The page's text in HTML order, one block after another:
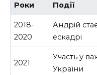
Роки Події
2018-
2020
Андрій
ескадрі
2021
Участь у
України